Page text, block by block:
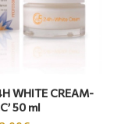
WHITE CREAM-
50 ml